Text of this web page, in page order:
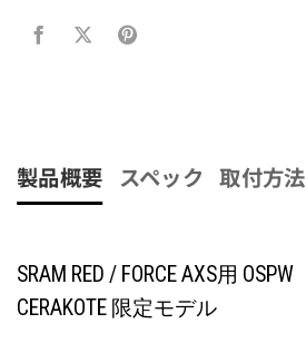
製品概要 スペック 取付方法
SRAM RED / FORCE AXS用 OSPW
CERAKOTE 限定モデル